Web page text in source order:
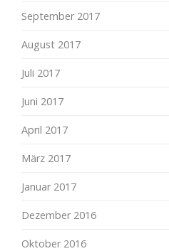
September 2017
August 2017
Juli 2017
Juni 2017
April 2017
März 2017
Januar 2017
Dezember 2016
Oktober 2016